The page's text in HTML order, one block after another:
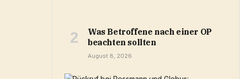
Was Betroffene nach einer OP
beachten sollten
August 8, 2026